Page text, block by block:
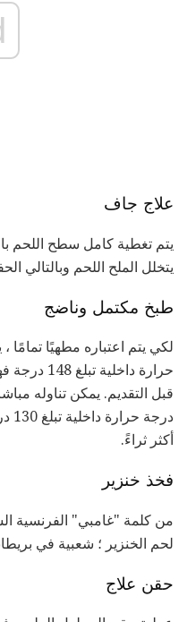
علاج جاف
يتم تغطية كامل سطح اللحم
يتخلل الملح اللحم وبالتالي
طبخ مكتمل وناضج
لكي يتم اعتباره مطهيًا
حرارة
قبل التقديم. يمكن تناوله
أكثر ثراءً.
فخذ خنزير
من كلمة "غامبي" الفرنسية
لحم الخنزير ؛ شعبية في
حقن علاج